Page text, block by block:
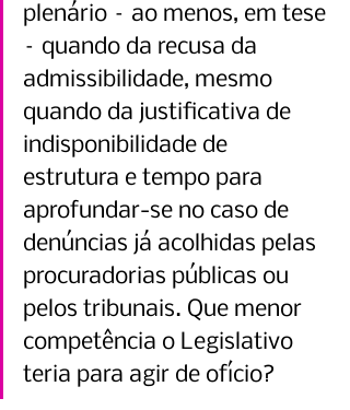
plenário – ao menos, em tese
– quando da recusa da
admissibilidade, mesmo
quando da justificativa de
indisponibilidade de
estrutura e tempo para
aprofundar-se no caso de
denúncias já acolhidas pelas
procuradorias públicas ou
pelos tribunais. Que menor
competência o Legislativo
teria para agir de ofício?